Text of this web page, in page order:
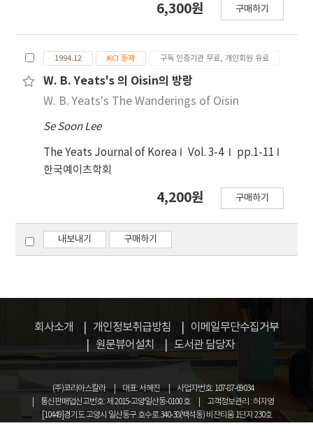
례의식에 동참함으로써 치유하고자 한다. 그러나 이
랑은 부일레 수이브네(Buile Suibne) 라는 옛 아일
랜드 시를 번역한 번역 시다. 그리고 3부로 구성된 순
례의 섬 1부에서는 사물을 소재로 한 글쓰기 자체에
식을 취하는 참회의 새로운 시를 만들고 있음을 알 수
있다. 이어 3부에서도 시인은 자유로운 방랑 시인의
모드로 새로운 문체의 시를 시도하고 있다. 결론적으
교유산을 인식하고 또 다른 한편으로 는 그 중압감을
추구하고 있다.
6,300원 구매하기
1994.12 KCI 등재 구독 인증기관 무료, 개인회원 유료
W. B. Yeats's 의 Oisin의 방랑
W. B. Yeats's The Wanderings of Oisin
Se Soon Lee
The Yeats Journal of Korea Vol. 3-4
pp.1-11
한국예이츠학회
4,200원 구매하기
내보내기 구매하기
회사소개 개인정보취급방침
이메일무단수집거부
원문뷰어설치
도서관 담당자
(주)코리아스칼라 대표: 서혜진
사업자번호: 107-87-69034
통신판매업신고번호: 제 2015-고양일산동-0100 호
고객정보관리 : 허지영
[10449]경기도 고양시 일산동구 호수로 340-38(백석동) 비잔티움 1단지 230호